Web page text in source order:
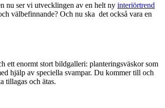
nu ser vi utvecklingen av en helt ny interiörtrend
välbefinnande? Och nu ska det också vara en
ett enormt stort bildgalleri: planteringsväskor som
hjälp av speciella svampar. Du kommer till och
tillagas och ätas.